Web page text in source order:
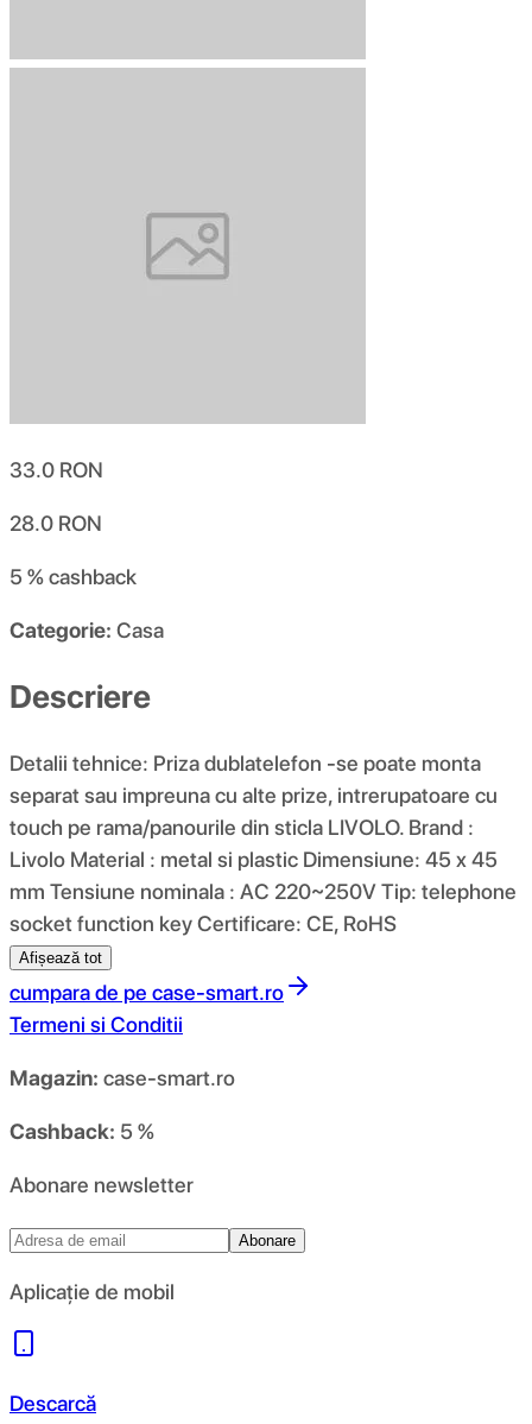
33.0 RON
28.0 RON
5 %cashback
Categorie: Casa
Descriere
Detalii tehnice: Priza dublatelefon -se poate monta
separat sau impreuna cu alte prize, intrerupatoare cu
touch pe rama/panourile din sticla LIVOLO. Brand :
Livolo Material : metal si plastic Dimensiune: 45 x 45
mm Tensiune nominala : AC 220~250V Tip: telephone
socket function key Certificare: CE, RoHS
Afișează tot
cumpara de pe case-smart.ro
Termeni si Conditii
Magazin: case-smart.ro
Cashback: 5 %
Abonare newsletter
Abonare
Aplicație de mobil
Descarcă